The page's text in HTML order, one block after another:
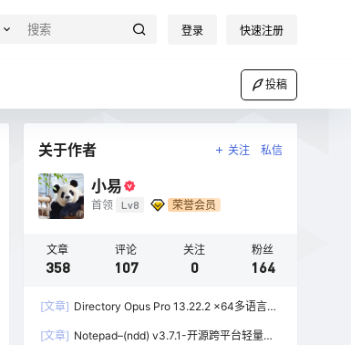
登录 快速注册
投稿
关于作者 关注 私信
小易
首领 Lv8 荣誉会员
文章
358
评论
107
关注
0
粉丝
164
[文章] Directory Opus Pro 13.22.2 x64多语言学
[文章] Notepad–(ndd) v3.7.1-开源跨平台轻量级